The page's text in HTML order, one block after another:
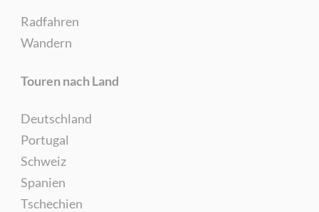
Radfahren
Wandern
Touren nach Land
Deutschland
Portugal
Schweiz
Spanien
Tschechien